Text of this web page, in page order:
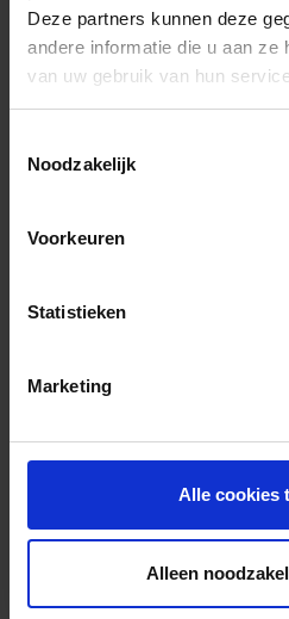
Deze partners kunnen deze
andere informatie die u aan ze
van uw gebruik van hun
Noodzakelijk
Voorkeuren
Statistieken
Marketing
Alle cookies
Alleen